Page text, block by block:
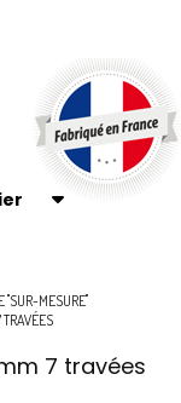
"SUR-MESURE"
7 travées